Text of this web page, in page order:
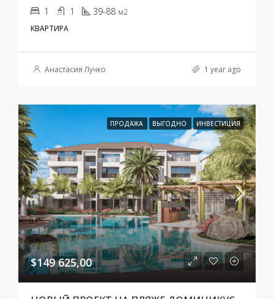
1 1 39-88 м2
КВАРТИРА
Анастасия Лучко 1 year ago
ПРОДАЖА ВЫГОДНО ИНВЕСТИЦИЯ
$149 625,00